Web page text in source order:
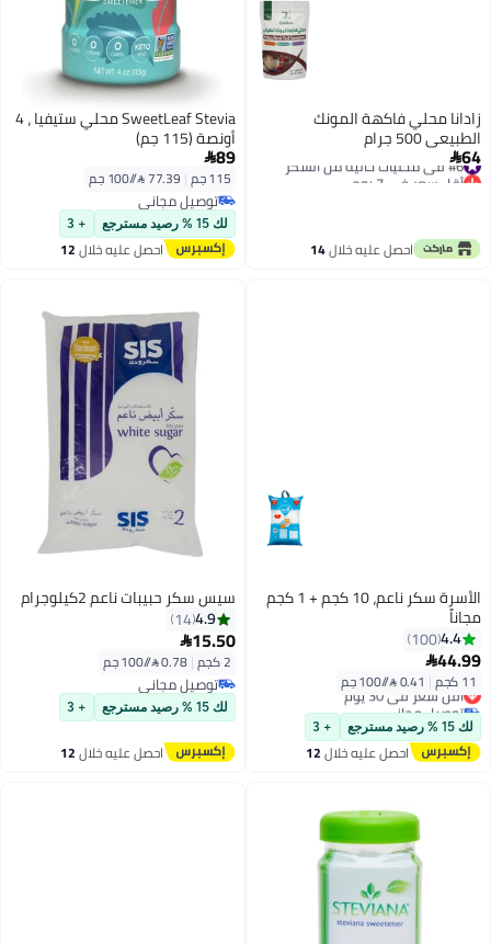
زادانا محلي فاكهة المونك
الطبيعي 500 جرام
64#6 في محليات خالية من السكر
أقل سعر في 7 يوم
#6 في محليات خالية من السكر
احصل عليه خلال14
SweetLeaf Stevia محلي ستيفيا ، 4
أونصة (115 جم)
89
115 جم |
توصيل مجاني
توصيل مجانيلك 15 % رصيد مسترجع + 3
احصل عليه خلال12
الأسرة سكر ناعم، 10 كجم + 1 كجم
مجاناً
4.4
100
44.99
11 كجم |
أقل سعر في 30 يوم
توصيل مجاني
أقل سعر في 30 يوملك 15 % رصيد مسترجع + 3
احصل عليه خلال12
سيس سكر حبيبات ناعم 2كيلوجرام
4.9
14
15.50
2 كجم |0.78 /⁨/100 جم⁩
توصيل مجاني
توصيل مجانيلك 15 % رصيد مسترجع + 3
احصل عليه خلال12